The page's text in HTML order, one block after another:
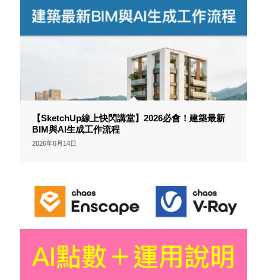
【SketchUp線上快閃講堂】2026必會！建築最新
BIM與AI生成工作流程
2026年6月14日